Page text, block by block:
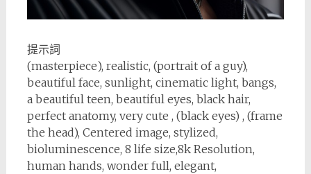
提示詞
(masterpiece), realistic, (portrait of a guy),
beautiful face, sunlight, cinematic light, bangs,
a beautiful teen, beautiful eyes, black hair,
perfect anatomy, very cute , (black eyes) , (frame
the head), Centered image, stylized,
bioluminescence, 8 life size,8k Resolution,
human hands, wonder full, elegant,